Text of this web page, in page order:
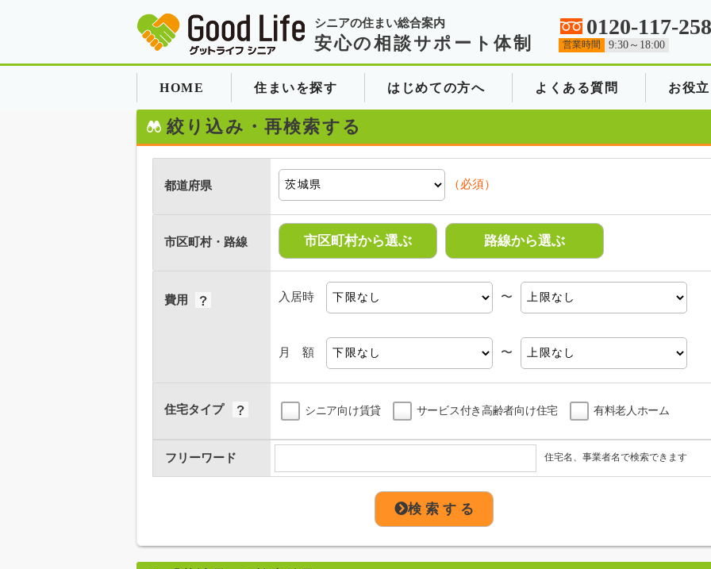
シニアの住まい総合案内
安心の相談サポート体制
0120-117-258
営業時間 9:30～18:00
HOME 住まいを探す はじめての方へ よくある質問 お役
絞り込み・再検索する
都道府県 （必須）
市区町村・路線 市区町村から選ぶ 路線から選ぶ
費用 入居時 〜
月 額 〜
住宅タイプ シニア向け賃貸 サービス付き高齢者向け住宅 有料老人ホーム
フリーワード 住宅名、事業者名で検索できます
検 索 す る